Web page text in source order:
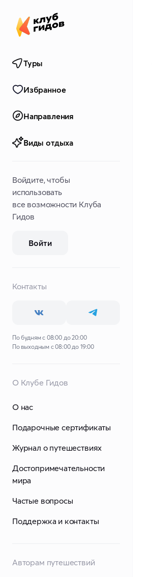
Туры
Избранное
Направления
Виды отдыха
Войдите, чтобы
использовать
все возможности Клуба
Гидов
Войти
Контакты
По будням с 08:00 до 20:00
По выходным с 08:00 до 19:00
О Клубе Гидов
О нас
Подарочные сертификаты
Журнал о путешествиях
Достопримечательности
мира
Частые вопросы
Поддержка и контакты
Авторам путешествий